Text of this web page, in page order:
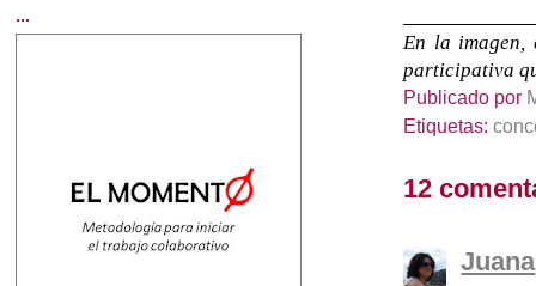
En la imagen,
participativa
Publicado por
Etiquetas:
12
Juana
...